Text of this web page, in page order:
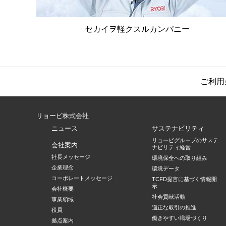
セカイヲ軽クスルカンパニー
ご利
リョービ株式会社
ニュース
会社案内
社長メッセージ
企業理念
コーポレートメッセージ
会社概要
事業領域
役員
拠点案内
サステナビリティ
リョービグループのサステ
ナビリティ経営
環境保全への取り組み
環境データ
TCFD提言に基づく情報開
示
社会貢献活動
適正な取引の推進
働きやすい職場づくり